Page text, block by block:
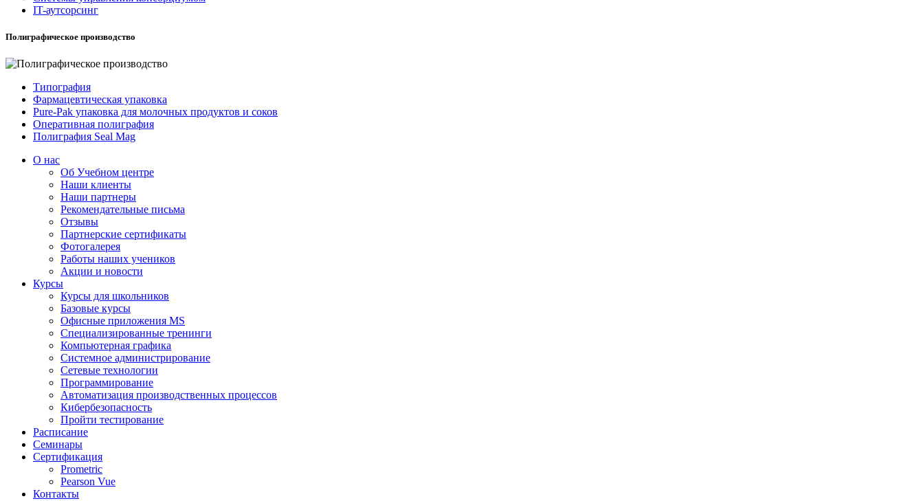
IT-аутсорсинг
Полиграфическое производство
Типография
Фармацевтическая упаковка
Pure-Pak упаковка для молочных продуктов и соков
Оперативная полиграфия
Полиграфия Seal Mag
О нас
Об Учебном центре
Наши клиенты
Наши партнеры
Рекомендательные письма
Отзывы
Партнерские сертификаты
Фотогалерея
Работы наших учеников
Акции и новости
Курсы
Курсы для школьников
Базовые курсы
Офисные приложения MS
Специализированные тренинги
Компьютерная графика
Системное администрирование
Сетевые технологии
Программирование
Автоматизация производственных процессов
Кибербезопасность
Пройти тестирование
Расписание
Семинары
Сертификация
Prometric
Pearson Vue
Контакты